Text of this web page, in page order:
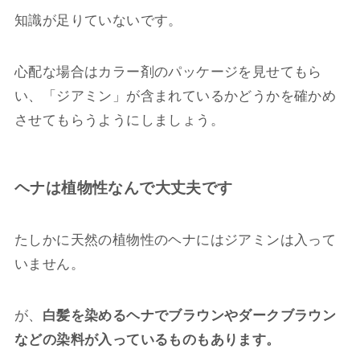
知識が足りていないです。
心配な場合はカラー剤のパッケージを見せてもら
い、「ジアミン」が含まれているかどうかを確かめ
させてもらうようにしましょう。
ヘナは植物性なんで大丈夫です
たしかに天然の植物性のヘナにはジアミンは入って
いません。
が、 白髪を染めるヘナでブラウンやダークブラウン
などの染料が入っているものもあります。